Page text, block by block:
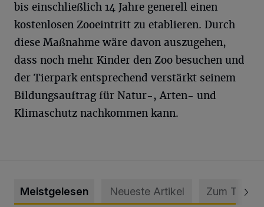
bis einschließlich 14 Jahre generell einen
kostenlosen Zooeintritt zu etablieren. Durch
diese Maßnahme wäre davon auszugehen,
dass noch mehr Kinder den Zoo besuchen und
der Tierpark entsprechend verstärkt seinem
Bildungsauftrag für Natur-, Arten- und
Klimaschutz nachkommen kann.
Meistgelesen Neueste Artikel Zum Thema